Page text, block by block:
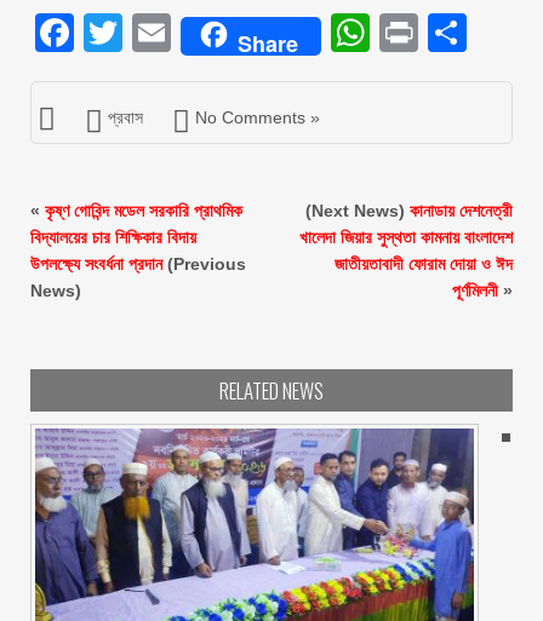
Facebook
Twitter
EmailShare Print
প্রবাস No Comments »
« কৃষ্ণ গোবিন্দ মডেল সরকারি প্রাথমিক
বিদ্যালয়ের চার শিক্ষিকার বিদায়
উপলক্ষ্যে সংবর্ধনা প্রদান(Previous
News)
(Next News) কানাডায় দেশনেত্রী
খালেদা জিয়ার সুস্থতা কামনায় বাংলাদেশ
জাতীয়তাবাদী ফোরাম দোয়া ও ঈদ
পূর্ণমিলনী »
RELATED NEWS